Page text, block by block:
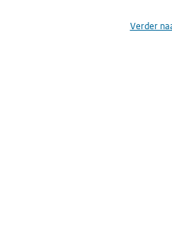
Verder